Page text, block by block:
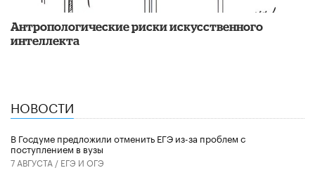
Антропологические риски искусственного
интеллекта
НОВОСТИ
В Госдуме предложили отменить ЕГЭ из-за проблем с
поступлением в вузы
7 АВГУСТА / ЕГЭ И ОГЭ